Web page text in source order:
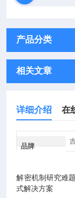
产品分类
相关文章
详细介绍 在
品牌
解密机制研究难
式解决方案